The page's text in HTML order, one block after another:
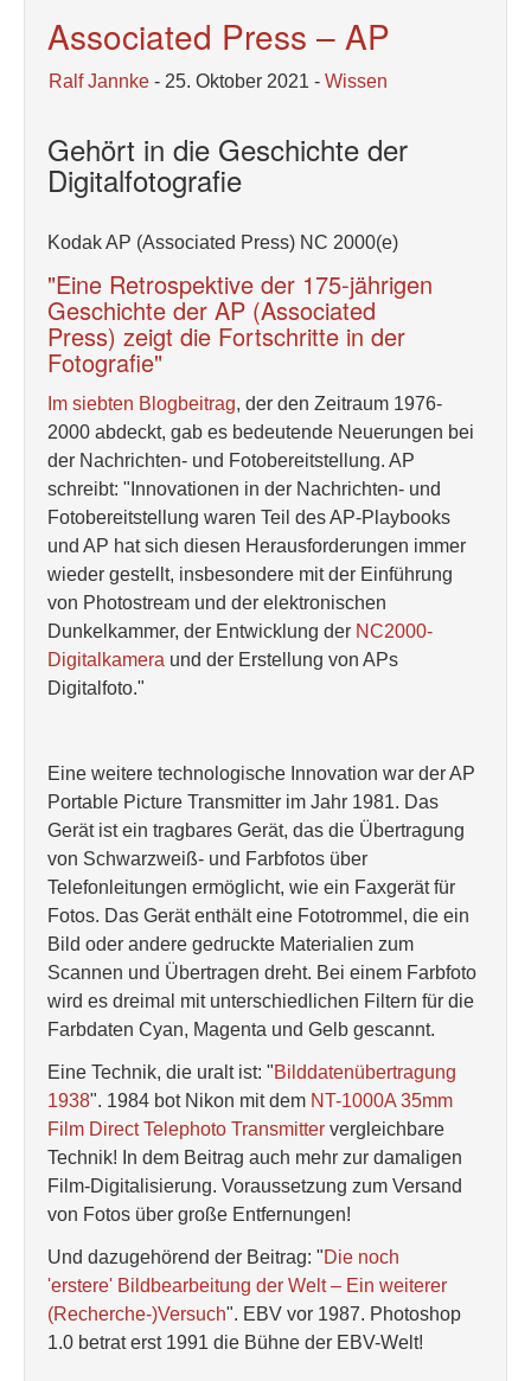
Associated Press – AP
Ralf Jannke - 25. Oktober 2021 - Wissen
Gehört in die Geschichte der
Digitalfotografie
Kodak AP (Associated Press) NC 2000(e)
"Eine Retrospektive der 175-jährigen
Geschichte der AP (Associated
Press) zeigt die Fortschritte in der
Fotografie"
Im siebten Blogbeitrag, der den Zeitraum 1976-
2000 abdeckt, gab es bedeutende Neuerungen bei
der Nachrichten- und Fotobereitstellung. AP
schreibt: "Innovationen in der Nachrichten- und
Fotobereitstellung waren Teil des AP-Playbooks
und AP hat sich diesen Herausforderungen immer
wieder gestellt, insbesondere mit der Einführung
von Photostream und der elektronischen
Dunkelkammer, der Entwicklung der NC2000-
Digitalkamera und der Erstellung von APs
Digitalfoto."
Eine weitere technologische Innovation war der AP
Portable Picture Transmitter im Jahr 1981. Das
Gerät ist ein tragbares Gerät, das die Übertragung
von Schwarzweiß- und Farbfotos über
Telefonleitungen ermöglicht, wie ein Faxgerät für
Fotos. Das Gerät enthält eine Fototrommel, die ein
Bild oder andere gedruckte Materialien zum
Scannen und Übertragen dreht. Bei einem Farbfoto
wird es dreimal mit unterschiedlichen Filtern für die
Farbdaten Cyan, Magenta und Gelb gescannt.
Eine Technik, die uralt ist: "Bilddatenübertragung
1938". 1984 bot Nikon mit dem NT-1000A 35mm
Film Direct Telephoto Transmitter vergleichbare
Technik! In dem Beitrag auch mehr zur damaligen
Film-Digitalisierung. Voraussetzung zum Versand
von Fotos über große Entfernungen!
Und dazugehörend der Beitrag: "Die noch
'erstere' Bildbearbeitung der Welt – Ein weiterer
(Recherche-)Versuch". EBV vor 1987. Photoshop
1.0 betrat erst 1991 die Bühne der EBV-Welt!